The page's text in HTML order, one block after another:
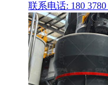
联系电话: 180 3780